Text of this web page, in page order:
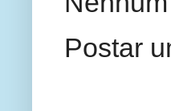
Postar